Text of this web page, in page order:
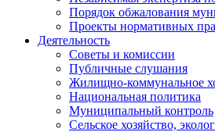
Порядок обжалования
Проекты нормативных
Деятельность
Советы и комиссии
Публичные слушания
Жилищно-коммунальное
Национальная политика
Муниципальный контроль
Сельское хозяйство,